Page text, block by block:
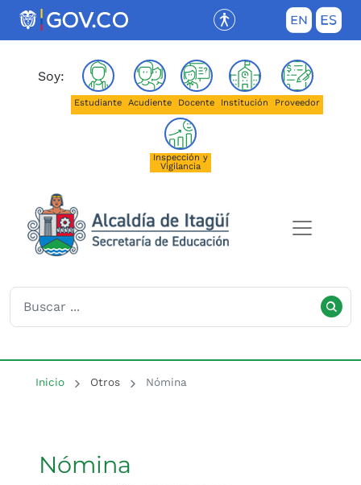
Saltar al contenido principal
(Este enlace abrirá una nueva
Soy:
Estudiante Acudiente Docente Institución Proveedor
Inspección y
Vigilancia
Inicio Otros Nómina
Nómina